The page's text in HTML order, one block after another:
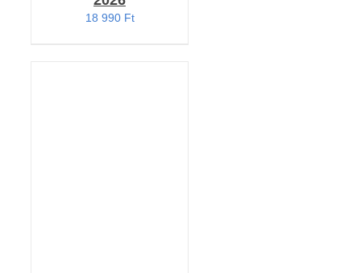
18 990 Ft